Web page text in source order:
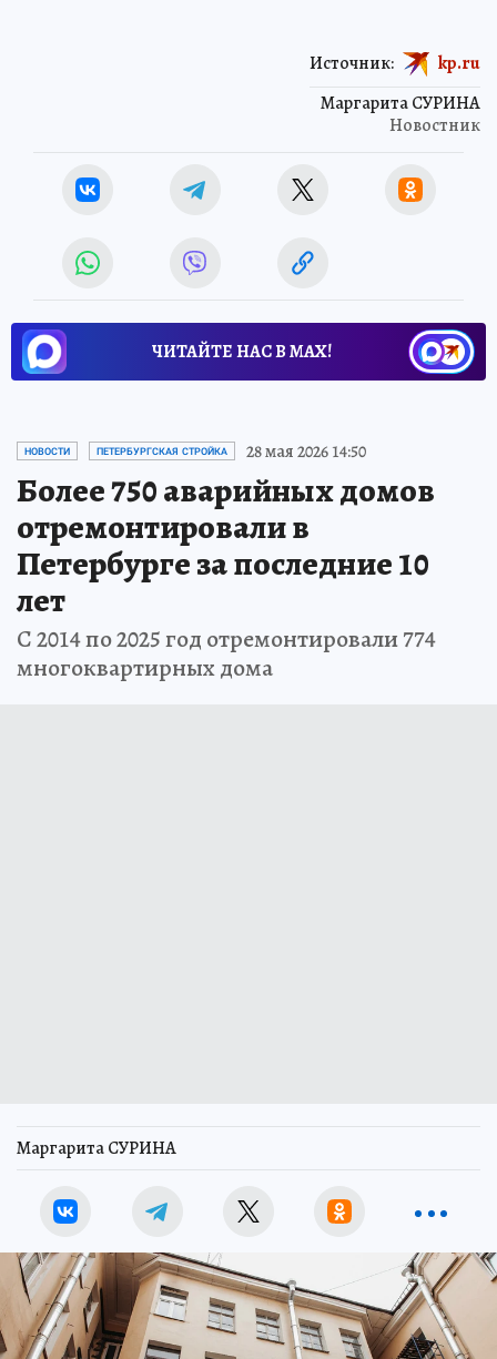
Маргарита СУРИНА
Новостник
Источник: kp.ru
ЧИТАЙТЕ НАС В МАХ!
НОВОСТИ ПЕТЕРБУРГСКАЯ СТРОЙКА 28 мая 2026 14:50
Более 750 аварийных домов
отремонтировали в
Петербурге за последние 10
лет
С 2014 по 2025 год отремонтировали 774
многоквартирных дома
Маргарита СУРИНА